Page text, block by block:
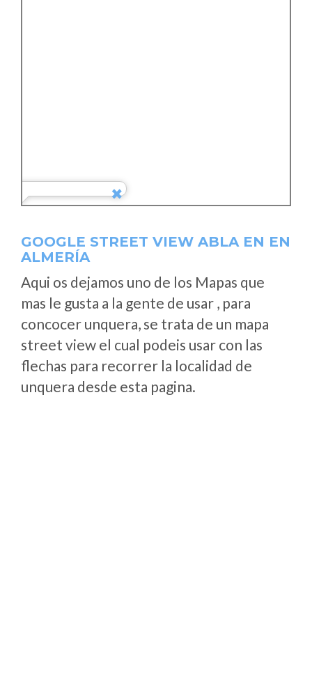
GOOGLE STREET VIEW ABLA EN EN
ALMERÍA
Aqui os dejamos uno de los Mapas que
mas le gusta a la gente de usar , para
concocer unquera, se trata de un mapa
street view el cual podeis usar con las
flechas para recorrer la localidad de
unquera desde esta pagina.